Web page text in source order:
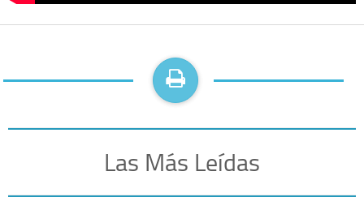
Las Más Leídas